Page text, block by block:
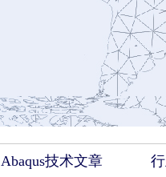
Abaqus技术文章